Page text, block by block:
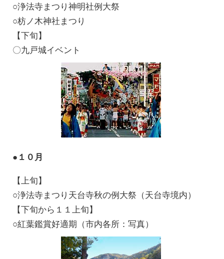
○浄法寺まつり神明社例大祭
○枋ノ木神社まつり
【下旬】
〇九戸城イベント
●１０月
【上旬】
○浄法寺まつり天台寺秋の例大祭（天台寺境内）
【下旬から１１上旬】
○紅葉鑑賞好適期（市内各所：写真）